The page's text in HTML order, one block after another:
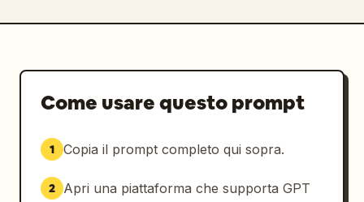
Come usare questo prompt
1 Copia il prompt completo qui sopra.
2
Apri una piattaforma che supporta GPT